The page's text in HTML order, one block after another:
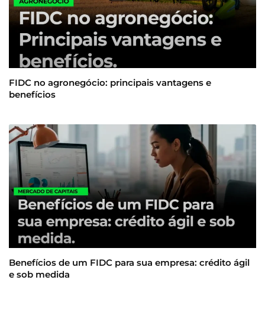
FIDC no agronegócio: principais vantagens e
benefícios
Benefícios de um FIDC para sua empresa: crédito ágil
e sob medida